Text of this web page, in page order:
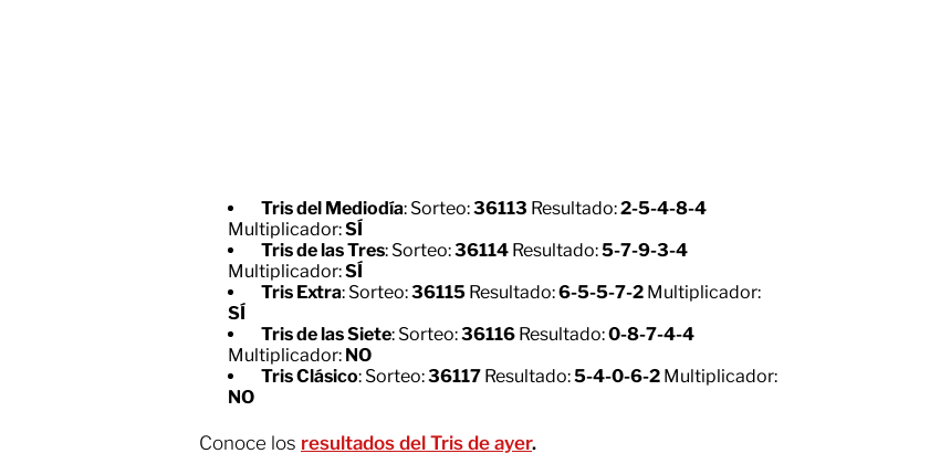
Tris del Mediodía: Sorteo:36113 Resultado:2-5-4-8-4
Multiplicador:SÍ
Tris de las Tres: Sorteo:36114 Resultado:5-7-9-3-4
Multiplicador:SÍ
Tris Extra: Sorteo:36115 Resultado:6-5-5-7-2 Multiplicador:
SÍ
Tris de las Siete: Sorteo:36116 Resultado:0-8-7-4-4
Multiplicador: NO
Tris Clásico: Sorteo:36117 Resultado:5-4-0-6-2 Multiplicador:
NO
Conoce los resultados del Tris de ayer.